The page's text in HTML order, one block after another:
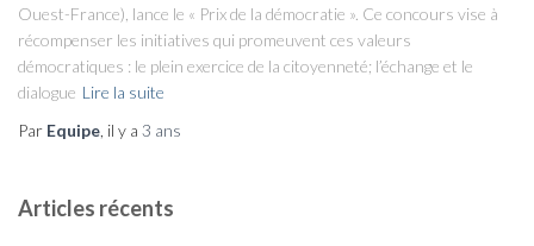
Ouest-France), lance le « Prix de la démocratie ». Ce concours vise à
récompenser les initiatives qui promeuvent ces valeurs
démocratiques : le plein exercice de la citoyenneté; l’échange et le
dialogue Lire la suite
Par Equipe , il y a 3 ans
Articles récents